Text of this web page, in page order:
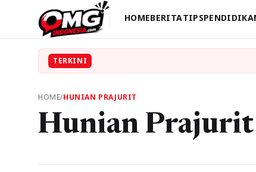
HOMEBERITATIPS
TERKINI
HOME/HUNIAN PRAJURIT
Hunian Prajurit